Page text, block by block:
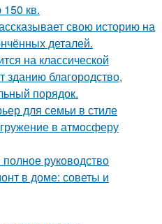
кв.
свою историю на
деталей.
на классической
зданию благородство,
порядок.
для семьи в стиле
в атмосферу
руководство
в доме: советы и